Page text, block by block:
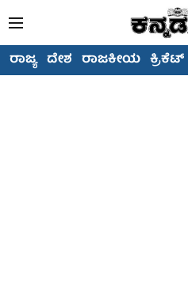
ರಾಜ್ಯ ದೇಶ ರಾಜಕೀಯ ಕ್ರಿಕೆಟ್